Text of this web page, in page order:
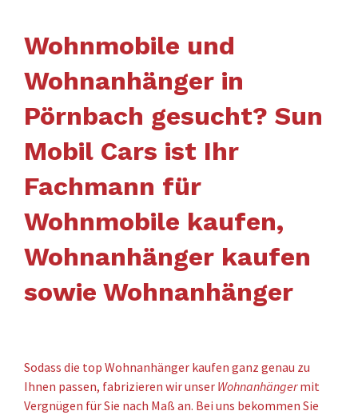
Wohnmobile und
Wohnanhänger in
Pörnbach gesucht? Sun
Mobil Cars ist Ihr
Fachmann für
Wohnmobile kaufen,
Wohnanhänger kaufen
sowie Wohnanhänger
Sodass die top Wohnanhänger kaufen ganz genau zu
Ihnen passen, fabrizieren wir unser Wohnanhängermit
Vergnügen für Sie nach Maß an. Bei uns bekommen Sie